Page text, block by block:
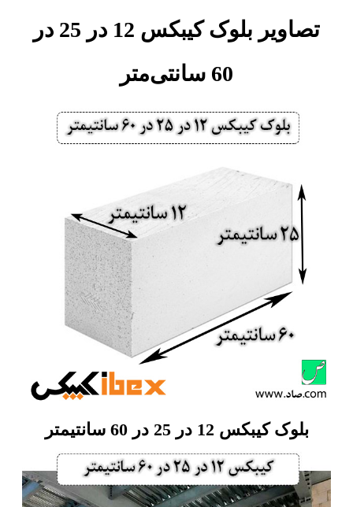
تصاویر بلوک کیبکس 12 در 25 در
60 سانتی‌متر
بلوک کیبکس 12 در 25 در 60 سانتیمتر